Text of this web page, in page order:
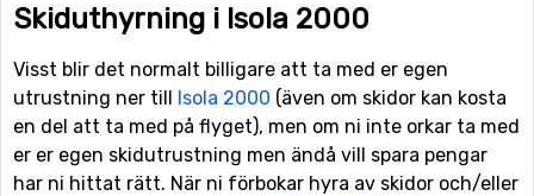
Skiduthyrning i Isola 2000
Visst blir det normalt billigare att ta med er egen
utrustning ner till Isola 2000 (även om skidor kan kosta
en del att ta med på flyget), men om ni inte orkar ta med
er er egen skidutrustning men ändå vill spara pengar
har ni hittat rätt. När ni förbokar hyra av skidor och/eller